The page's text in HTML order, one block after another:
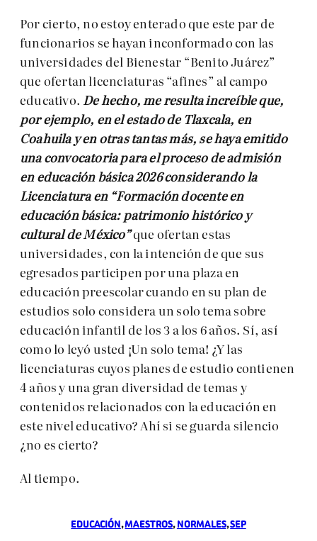
Por cierto, no estoy enterado que este par de
funcionarios se hayan inconformado con las
universidades del Bienestar “Benito Juárez”
que ofertan licenciaturas “afines” al campo
educativo. De hecho, me resulta increíble que,
por ejemplo, en el estado de Tlaxcala, en
Coahuila y en otras tantas más, se haya emitido
una convocatoria para el proceso de admisión
en educación básica 2026 considerando la
Licenciatura en “Formación docente en
educación básica: patrimonio histórico y
cultural de México”que ofertan estas
universidades, con la intención de que sus
egresados participen por una plaza en
educación preescolar cuando en su plan de
estudios solo considera un solo tema sobre
educación infantil de los 3 a los 6 años. Sí, así
como lo leyó usted ¡Un solo tema! ¿Y las
licenciaturas cuyos planes de estudio contienen
4 años y una gran diversidad de temas y
contenidos relacionados con la educación en
este nivel educativo? Ahí si se guarda silencio
¿no es cierto?
Al tiempo.
EDUCACIÓN, MAESTROS, NORMALES, SEP